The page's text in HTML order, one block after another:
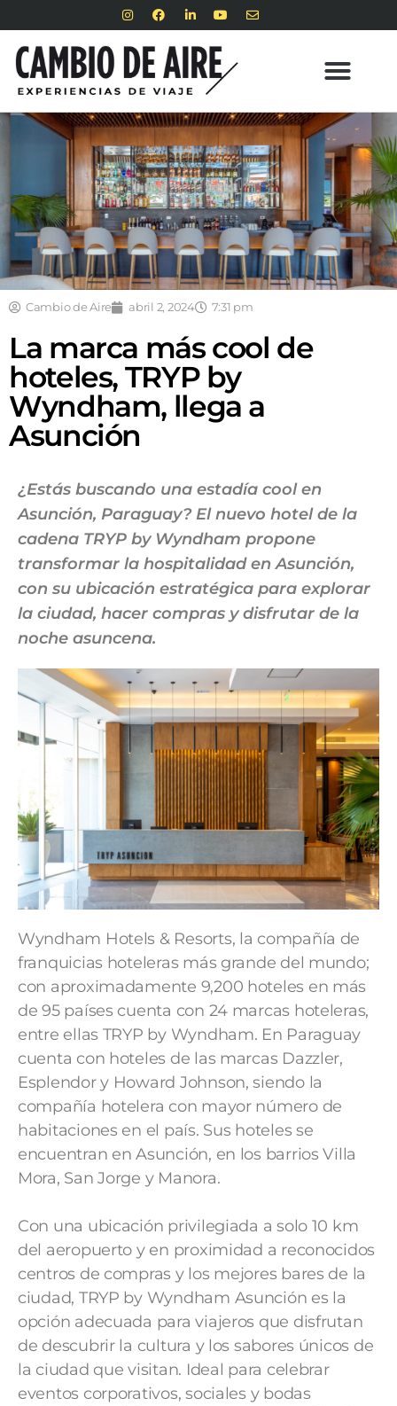
Cambio de Aire abril 2, 2024 7:31 pm
La marca más cool de
hoteles, TRYP by
Wyndham, llega a
Asunción
¿Estás buscando una estadía cool en
Asunción, Paraguay? El nuevo hotel de la
cadena TRYP by Wyndham propone
transformar la hospitalidad en Asunción,
con su ubicación estratégica para explorar
la ciudad, hacer compras y disfrutar de la
noche asuncena.
Wyndham Hotels & Resorts, la compañía de
franquicias hoteleras más grande del mundo;
con aproximadamente 9,200 hoteles en más
de 95 países cuenta con 24 marcas hoteleras,
entre ellas TRYP by Wyndham. En Paraguay
cuenta con hoteles de las marcas Dazzler,
Esplendor y Howard Johnson, siendo la
compañía hotelera con mayor número de
habitaciones en el país. Sus hoteles se
encuentran en Asunción, en los barrios Villa
Mora, San Jorge y Manora.
Con una ubicación privilegiada a solo 10 km
del aeropuerto y en proximidad a reconocidos
centros de compras y los mejores bares de la
ciudad, TRYP by Wyndham Asunción es la
opción adecuada para viajeros que disfrutan
de descubrir la cultura y los sabores únicos de
la ciudad que visitan. Ideal para celebrar
eventos corporativos, sociales y bodas